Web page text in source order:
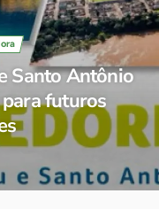
Santo Antônio
futuros